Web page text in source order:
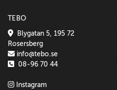
TEBO
Blygatan 5, 195 72
Rosersberg
info@tebo.se
08-96 70 44
Instagram